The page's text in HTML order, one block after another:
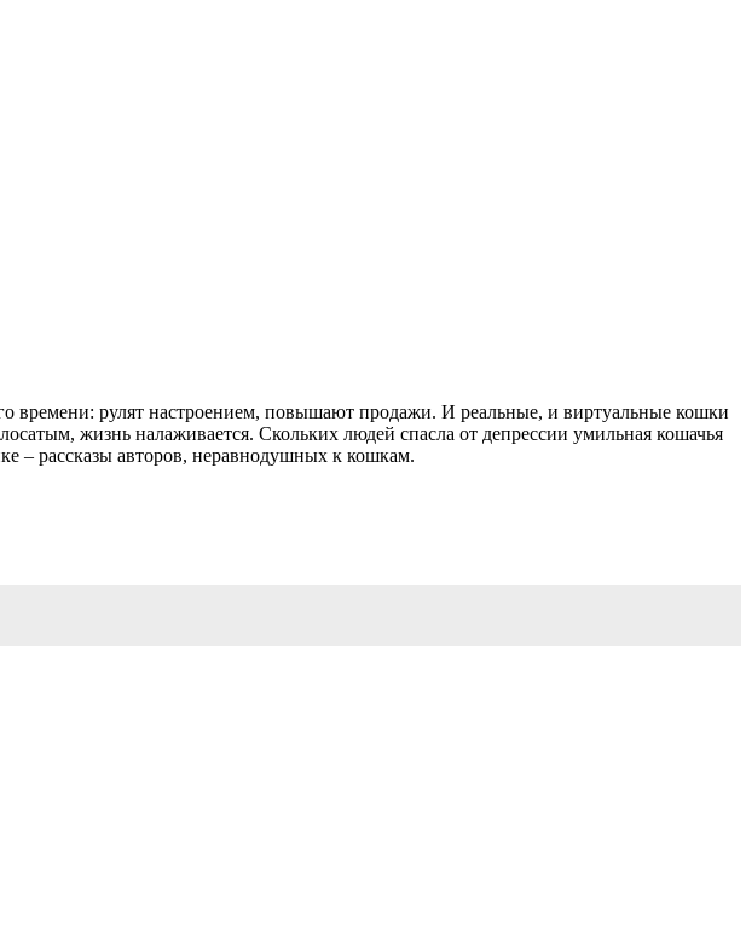
рулят настроением, повышают продажи. И реальные, и виртуальные кошки
жизнь налаживается. Скольких людей спасла от депрессии умильная кошачья
– рассказы авторов, неравнодушных к кошкам.